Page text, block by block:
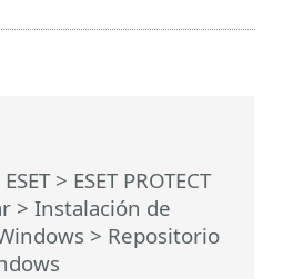
> ESET PROTECT
> Instalación de
> Repositorio